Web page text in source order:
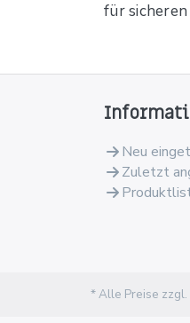
für
Neu
Zuletzt
* Alle Preise zzgl.